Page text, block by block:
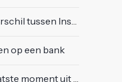
Insta-look en realiteit
op een bank
auto op de A58